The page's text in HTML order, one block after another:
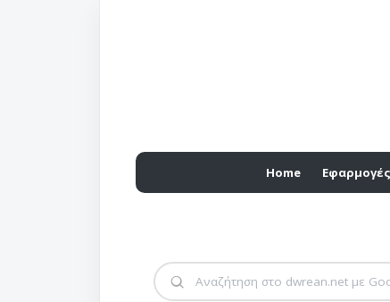
Home Εφαρμογές